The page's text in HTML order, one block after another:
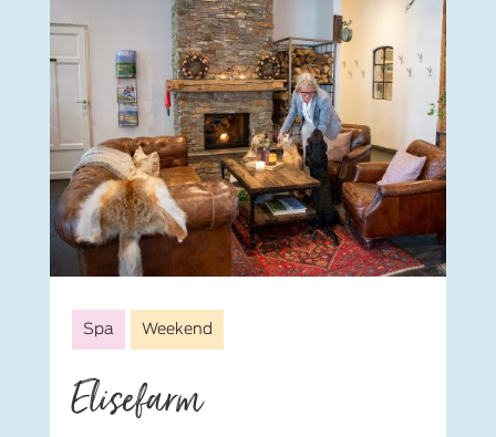
Spa Weekend
Elisefarm